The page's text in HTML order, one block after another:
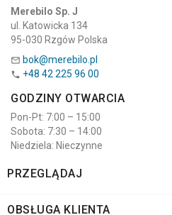
Merebilo Sp. J
ul. Katowicka 134
95-030 Rzgów Polska
 bok@merebilo.pl
 +48 42 225 96 00
GODZINY OTWARCIA
Pon-Pt: 7:00 – 15:00
Sobota: 7:30 – 14:00
Niedziela: Nieczynne
PRZEGLĄDAJ
OBSŁUGA KLIENTA